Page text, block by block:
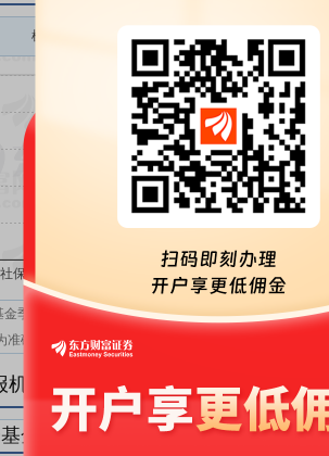
机构持股(万)
季报、半年报和基金年报；在上市公司报表、基金
确。
机构持仓明细
金明细 持仓QFII明细 持仓社保明